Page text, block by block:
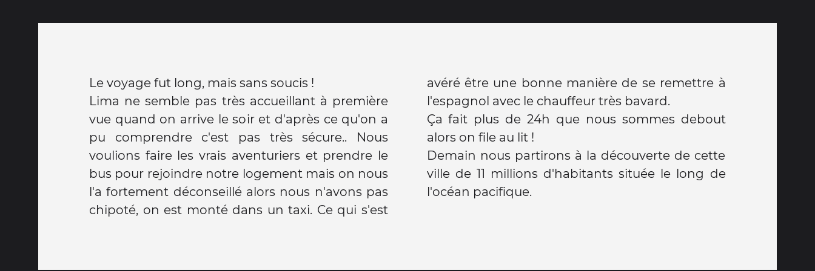
Le voyage fut long, mais sans soucis !
Lima ne semble pas très accueillant à première
vue quand on arrive le soir et d'après ce qu'on a
pu comprendre c'est pas très sécure.. Nous
voulions faire les vrais aventuriers et prendre le
bus pour rejoindre notre logement mais on nous
l'a fortement déconseillé alors nous n'avons pas
chipoté, on est monté dans un taxi. Ce qui s'est
avéré être une bonne manière de se remettre à
l'espagnol avec le chauffeur très bavard.
Ça fait plus de 24h que nous sommes debout
alors on file au lit !
Demain nous partirons à la découverte de cette
ville de 11 millions d'habitants située le long de
l'océan pacifique.